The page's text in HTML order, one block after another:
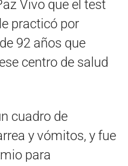
Vivo que el test
practicó por
92 años que
centro de salud
cuadro de
y vómitos, y fue
para